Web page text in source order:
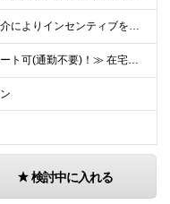
≪お客様や案件の紹介によりインセンティブを支給！≫ 月給40万円以上＋賞与年2回＋インセンティブ ◎経験やスキルを考慮の上、優遇します ◎上記月給は固定残業代月45時間分(月額9万1040円以上)
≪全国からフルリモート可(通勤不要)！≫ 在宅勤務、または首都圏を中心とするお客様先 ★転勤はありません ■本社 東京都品川区南大井6-26-2 大森ベルポートB館8F
検討中に入れる